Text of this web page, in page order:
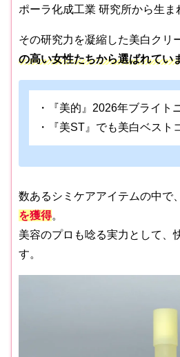
ポーラ化成工業 研究所から生ま
その研究力を凝縮した美白クリ
の高い女性たちから選ばれてい
・『美的』2026年ブライト
・『美ST』でも美白ベスト
数あるシミケアアイテムの中で
を獲得。
美容のプロも唸る実力として、
す。